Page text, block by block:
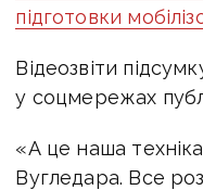
підготовки
Відеозвіти
у соцмережах
«А це наша
Вугледара. Все